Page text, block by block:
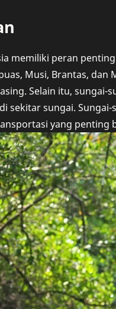
memiliki peran
Musi, Brantas,
Selain itu,
sekitar sungai.
yang penting